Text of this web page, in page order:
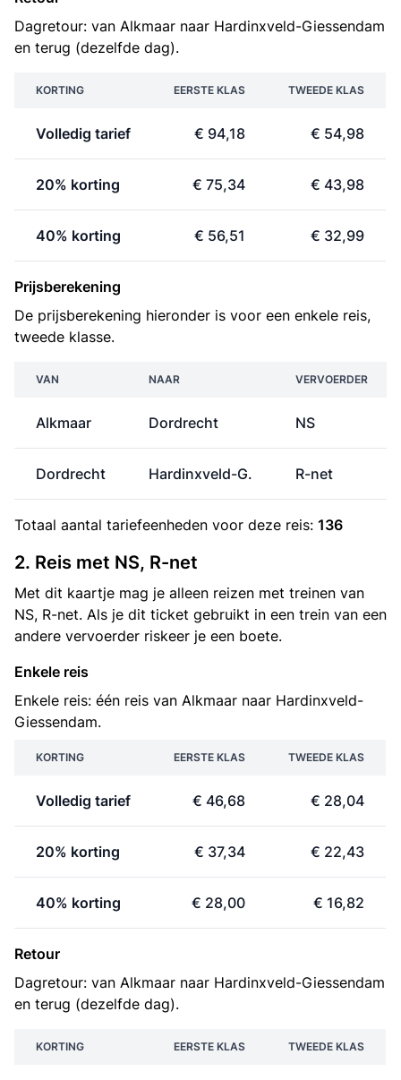
Dagretour: van Alkmaar naar Hardinxveld-Giessendam
en terug (dezelfde dag).
KORTING EERSTE KLAS TWEEDE KLAS
Volledig tarief € 94,18 € 54,98
20% korting € 75,34 € 43,98
40% korting € 56,51 € 32,99
Prijsberekening
De prijsberekening hieronder is voor een enkele reis,
tweede klasse.
VAN NAAR VERVOERDER
Alkmaar Dordrecht NS
Dordrecht Hardinxveld-G. R-net
Totaal aantal tariefeenheden voor deze reis: 136
2. Reis met NS, R-net
Met dit kaartje mag je alleen reizen met treinen van
NS, R-net. Als je dit ticket gebruikt in een trein van een
andere vervoerder riskeer je een boete.
Enkele reis
Enkele reis: één reis van Alkmaar naar Hardinxveld-
Giessendam.
KORTING EERSTE KLAS TWEEDE KLAS
Volledig tarief € 46,68 € 28,04
20% korting € 37,34 € 22,43
40% korting € 28,00 € 16,82
Retour
Dagretour: van Alkmaar naar Hardinxveld-Giessendam
en terug (dezelfde dag).
KORTING EERSTE KLAS TWEEDE KLAS